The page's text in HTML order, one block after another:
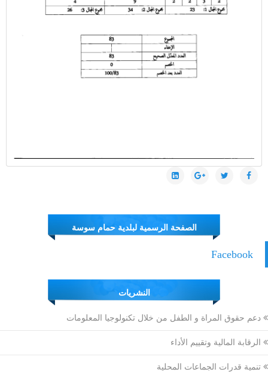
الصفحة الرسمية لبلدية حمام سوسة
Facebook
النشريات
دعم حقوق المراة و الطفل من خلال تكنولوجيا المعلومات
الرقابة المالية وتقييم الأداء
تنمية قدرات الجماعات المحلية